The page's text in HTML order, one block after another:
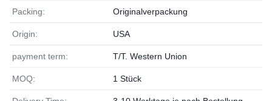
Packing: Originalverpackung
Origin: USA
payment term: T/T. Western Union
MOQ: 1 Stück